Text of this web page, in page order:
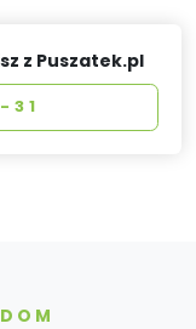
z Puszatek.pl
31